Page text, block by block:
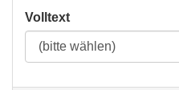
Volltext